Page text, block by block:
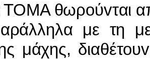
θωρoύvται από
με τη
μάχης,